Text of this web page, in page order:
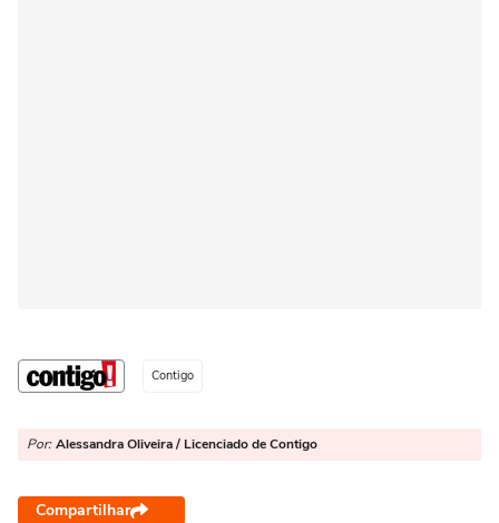
Contigo
Por: Alessandra Oliveira / Licenciado de Contigo
Compartilhar